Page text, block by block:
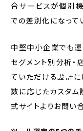
合サービスが個別
での差別化になって
中堅中小企業でも運
セグメント別分析・
ていただける設計に
数に応じたカスタム
式サイトよりお問い